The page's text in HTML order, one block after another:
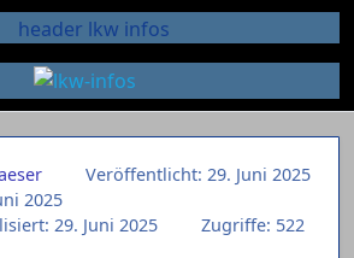
Veröffentlicht: 29. Juni 2025
2025
29. Juni 2025
Zugriffe: 522